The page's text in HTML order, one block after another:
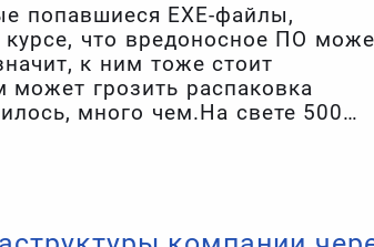
попавшиеся EXE-файлы,
что вредоносное ПО
к ним тоже стоит
грозить распаковка
много чем.На свете 500